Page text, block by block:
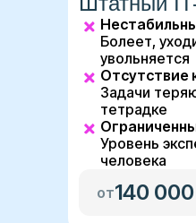
Болеет,
увольняется
Отсутствие
Задачи
тетрадке
Уровень
человека
от140